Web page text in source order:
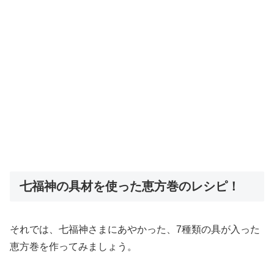
七福神の具材を使った恵方巻のレシピ！
それでは、七福神さまにあやかった、7種類の具が入った
恵方巻を作ってみましょう。